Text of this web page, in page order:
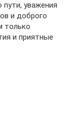
уважения
и доброго
только
и приятные